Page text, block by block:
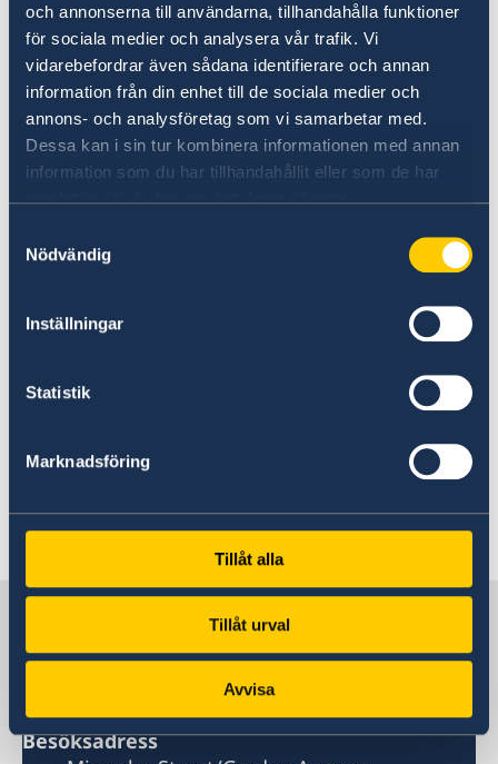
och annonserna till användarna, tillhandahålla funktioner
för sociala medier och analysera vår trafik. Vi
vidarebefordrar även sådana identifierare och annan
information från din enhet till de sociala medier och
annons- och analysföretag som vi samarbetar med.
Dessa kan i sin tur kombinera informationen med annan
information som du har tillhandahållit eller som de har
samlat in när du har använt deras tjänster.
Nödvändig
Inställningar
Statistik
Marknadsföring
Tillåt alla
Tillåt urval
Avvisa
Mer information
SOLVIT – ett nätverk för problemlösning där
EU-länderna samarbetar för att praktiskt lösa
problem som beror på att bestämmelserna för
den inre marknaden har tillämpats felaktigt.
SOLVIT
Ditt Europa – Praktiska råd för dig som vill göra
affärer i Europa.
Access Database, MADB) – information om
Marknadstillträdesdatabasen
(endast på
engelska)
Senast uppdaterad 16 dec. 2025, 11.02
Sverige i Tanzania
Sveriges ambassad
Besöksadress